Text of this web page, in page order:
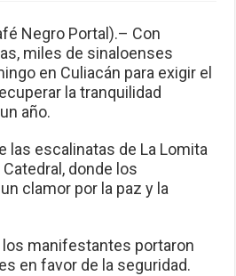
Negro Portal).– Con
miles de sinaloenses
en Culiacán para exigir el
la tranquilidad
año.
las escalinatas de La Lomita
donde los
clamor por la paz y la
los manifestantes portaron
en favor de la seguridad.